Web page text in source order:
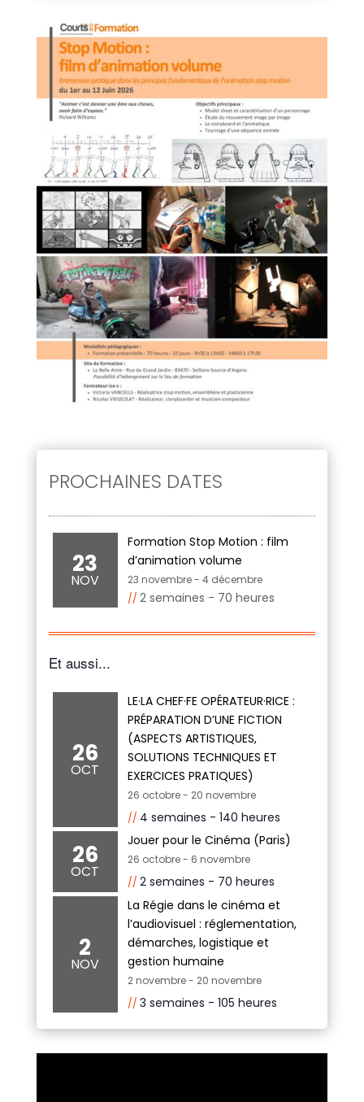
PROCHAINES DATES
23
NOV
Formation Stop Motion : film
d’animation volume
23 novembre- 4 décembre
2 semaines - 70 heures
Et aussi...
26
OCT
LE·LA CHEF·FE OPÉRATEUR·RICE :
PRÉPARATION D’UNE FICTION
(ASPECTS ARTISTIQUES,
SOLUTIONS TECHNIQUES ET
EXERCICES PRATIQUES)
26 octobre- 20 novembre
4 semaines - 140 heures
26
OCT
Jouer pour le Cinéma (Paris)
26 octobre- 6 novembre
2 semaines - 70 heures
2
NOV
La Régie dans le cinéma et
l’audiovisuel : réglementation,
démarches, logistique et
gestion humaine
2 novembre- 20 novembre
3 semaines - 105 heures